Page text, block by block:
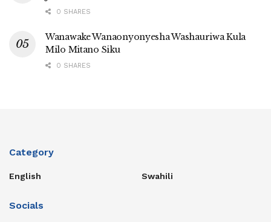
0 SHARES
Wanawake Wanaonyonyesha Washauriwa Kula
Milo Mitano Siku
0 SHARES
Category
English Swahili
Socials